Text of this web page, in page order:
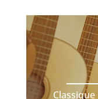
Classique